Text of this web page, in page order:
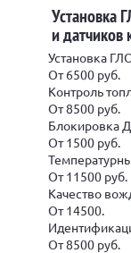
Установка
и датчиков
Установка
От 6500 руб.
Контроль
От 8500 руб.
Блокировка
От 1500 руб.
От 11500 руб.
Качество
От 14500.
От 8500 руб.